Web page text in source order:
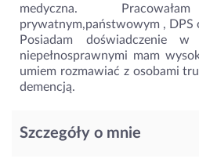
medyczna.
prywatnym,państwowym , DPS
Posiadam doświadczenie
niepełnosprawnymi mam
umiem rozmawiać z osobami
demencją.
Szczegóły o mnie